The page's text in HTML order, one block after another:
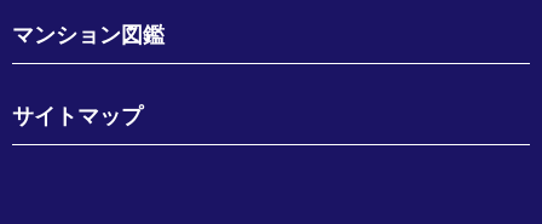
マンション図鑑
サイトマップ